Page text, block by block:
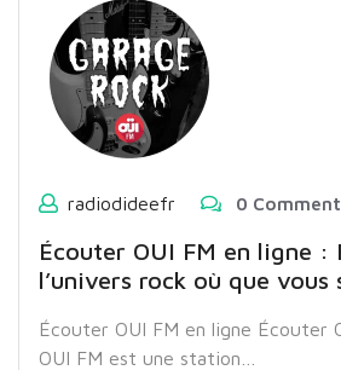
radiodideefr 0
Écouter OUI FM en ligne :
l’univers rock où que vous
Écouter OUI FM en ligne Écouter
OUI FM est une station…